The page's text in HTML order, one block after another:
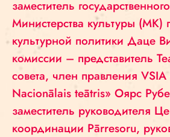
заместитель
Министерства культуры (МК)
культурной политики Даце
комиссии – представитель
совета, член правления VSIA
Nacionālais teātris» Оярс
заместитель руководителя
координации Pārresoru,